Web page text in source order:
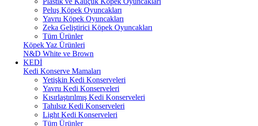
Peluş Köpek Oyuncakları
Yavru Köpek Oyuncakları
Zeka Geliştirici Köpek Oyuncakları
Tüm Ürünler
Köpek Yaz Ürünleri
N&D White ve Brown
KEDİ
Kedi Konserve Mamaları
Yetişkin Kedi Konserveleri
Yavru Kedi Konserveleri
Kısırlaştırılmış Kedi Konserveleri
Tahılsız Kedi Konserveleri
Light Kedi Konserveleri
Tüm Ürünler